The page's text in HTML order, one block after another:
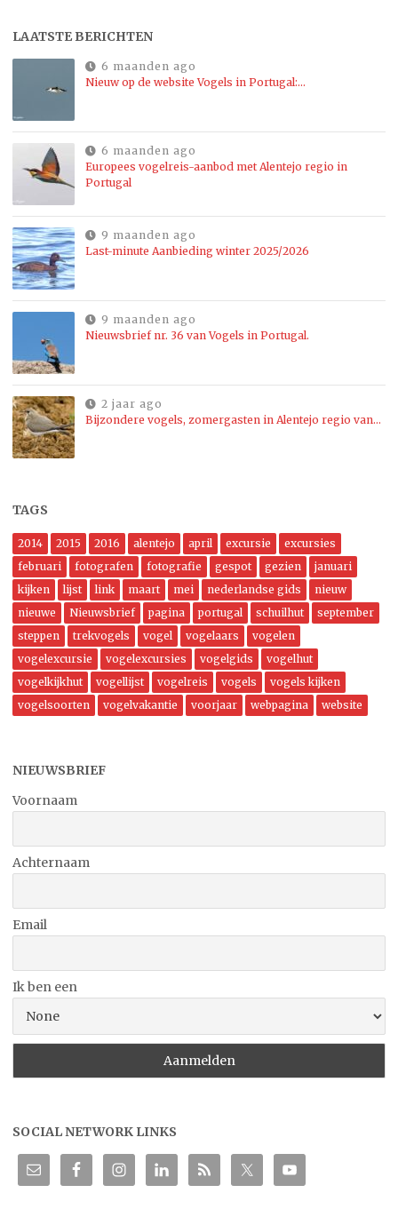
LAATSTE BERICHTEN
6 maanden ago
Nieuw op de website Vogels in Portugal:…
6 maanden ago
Europees vogelreis-aanbod met Alentejo regio in
Portugal
9 maanden ago
Last-minute Aanbieding winter 2025/2026
9 maanden ago
Nieuwsbrief nr. 36 van Vogels in Portugal.
2 jaar ago
Bijzondere vogels, zomergasten in Alentejo regio van…
TAGS
2014 2015 2016 alentejo april excursie
excursies
februari
fotografen fotografie gespot gezien
januari
kijken
lijst link maart mei nederlandse gids
nieuw
nieuwe
Nieuwsbrief pagina portugal schuilhut
september
steppen
trekvogels vogel vogelaars
vogelen
vogelexcursie
vogelexcursies vogelgids
vogelhut
vogelkijkhut
vogellijst vogelreis vogels
vogels kijken
vogelsoorten
vogelvakantie voorjaar webpagina website
NIEUWSBRIEF
Voornaam
Achternaam
Email
Ik ben een
SOCIAL NETWORK LINKS